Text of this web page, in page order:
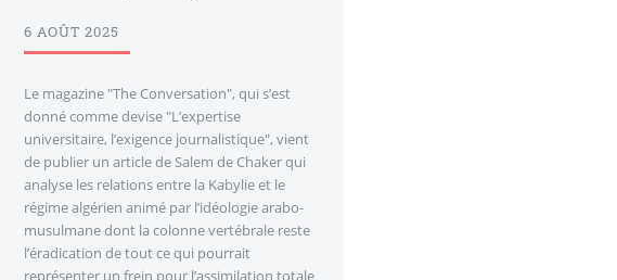
6 AOÛT 2025
Le magazine "The Conversation", qui s’est
donné comme devise "L’expertise
universitaire, l’exigence journalistique", vient
de publier un article de Salem de Chaker qui
analyse les relations entre la Kabylie et le
régime algérien animé par l’idéologie arabo-
musulmane dont la colonne vertébrale reste
l’éradication de tout ce qui pourrait
représenter un frein pour l’assimilation totale